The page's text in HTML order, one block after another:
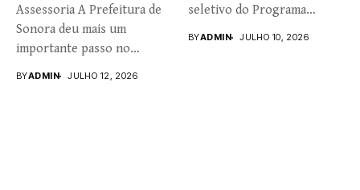
Assessoria A Prefeitura de
Sonora deu mais um
importante passo no
BYADMIN JULHO 12, 2026
seletivo do Programa
BYADMIN JULHO 10, 2026